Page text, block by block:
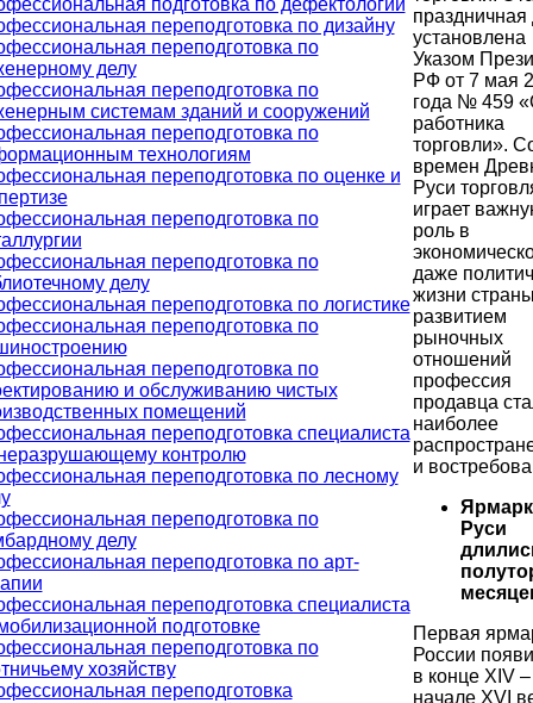
переподготовка по дизайну
переподготовка по
делу
переподготовка по
системам зданий и сооружений
переподготовка по
технологиям
переподготовка по оценке и
переподготовка по
переподготовка по
делу
переподготовка по логистике
переподготовка по
переподготовка по
и обслуживанию чистых
помещений
переподготовка специалиста
контролю
переподготовка по лесному
переподготовка по
делу
переподготовка по арт-
переподготовка специалиста
подготовке
переподготовка по
хозяйству
переподготовка
праздничная
установлена
Указом
РФ от 7 мая
года № 459
работника
торговли».
времен
Руси
играет
роль в
даже
жизни
развитием
рыночных
отношений
профессия
продавца
наиболее
и
Руси
Первая
России
в конце XIV –
начале XVI